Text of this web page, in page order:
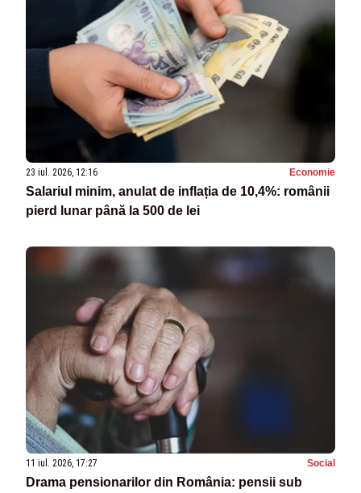
23 iul. 2026, 12:16 Economie
Salariul minim, anulat de inflația de 10,4%: românii
pierd lunar până la 500 de lei
11 iul. 2026, 17:27 Social
Drama pensionarilor din România: pensii sub